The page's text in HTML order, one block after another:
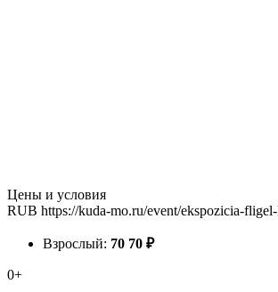
Цены и условия
RUB https://kuda-mo.ru/event/ekspozicia-
Взрослый: 70 70 ₽
0+